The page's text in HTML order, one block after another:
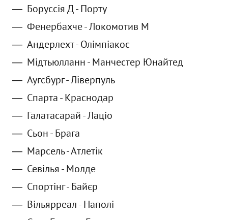
Боруссія Д - Порту
Фенербахче - Локомотив М
Андерлехт - Олімпіакос
Мідтьюлланн - Манчестер Юнайтед
Аугсбург - Ліверпуль
Спарта - Краснодар
Галатасарай - Лаціо
Сьон - Брага
Марсель - Атлетік
Севілья - Молде
Спортінг - Байєр
Вільярреал - Наполі